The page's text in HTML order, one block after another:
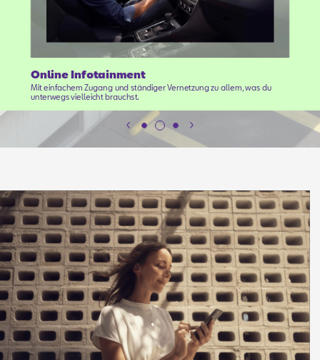
Online Infotainment
Mit einfachem Zugang und ständiger Vernetzung zu allem, was du
unterwegs vielleicht brauchst.